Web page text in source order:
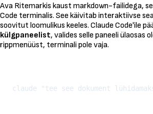
Ava Ritemarkis kaust markdown-failidega,
Code terminalis. See käivitab interaktiivse
soovitut loomulikus keeles. Claude Code'ile
külgpaneelist, valides selle paneeli ülaosas
rippmenüüst, terminali pole vaja.